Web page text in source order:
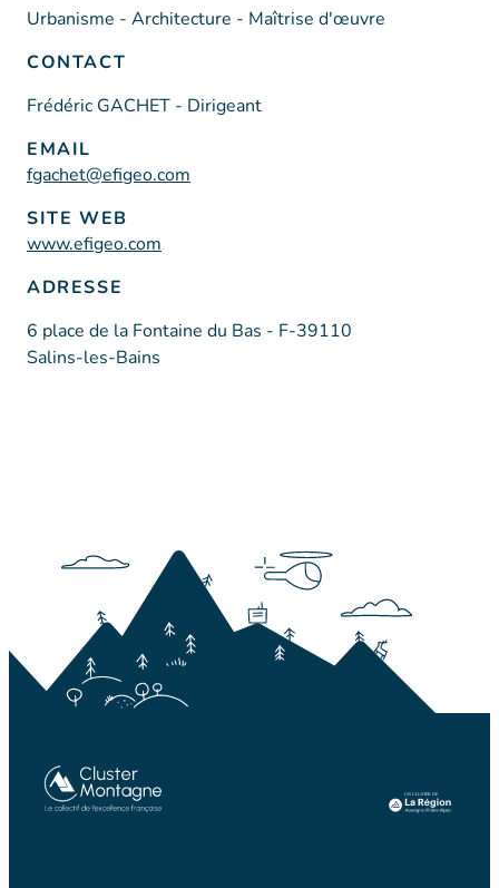
Urbanisme - Architecture - Maîtrise d'œuvre
CONTACT
Frédéric GACHET - Dirigeant
EMAIL
fgachet@efigeo.com
SITE WEB
www.efigeo.com
ADRESSE
6 place de la Fontaine du Bas - F-39110
Salins-les-Bains